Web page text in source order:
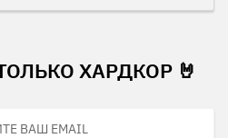
ХАРДКОР 🤘